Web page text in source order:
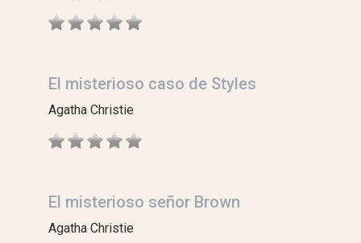
El misterioso caso de Styles
Agatha Christie
El misterioso señor Brown
Agatha Christie